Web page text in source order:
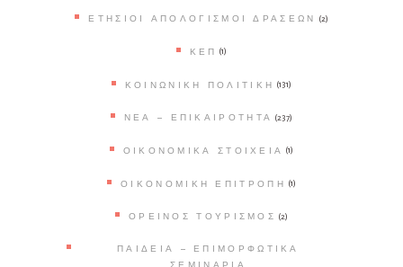
ΕΤΉΣΙΟΙ ΑΠΟΛΟΓΙΣΜΟΊ ΔΡΆΣΕΩΝ (2)
ΚΕΠ (1)
ΚΟΙΝΩΝΙΚΉ ΠΟΛΙΤΙΚΉ (131)
ΝΈΑ – ΕΠΙΚΑΙΡΌΤΗΤΑ (237)
ΟΙΚΟΝΟΜΙΚΆ ΣΤΟΙΧΕΊΑ (1)
ΟΙΚΟΝΟΜΙΚΉ ΕΠΙΤΡΟΠΉ (1)
ΟΡΕΙΝΌΣ ΤΟΥΡΙΣΜΌΣ (2)
ΠΑΙΔΕΊΑ – ΕΠΙΜΟΡΦΩΤΙΚΆ